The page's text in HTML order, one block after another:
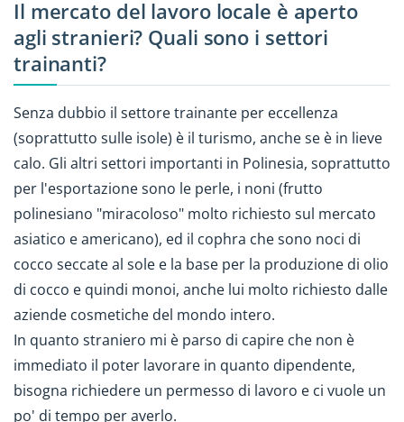
Il mercato del lavoro locale è aperto
agli stranieri? Quali sono i settori
trainanti?
Senza dubbio il settore trainante per eccellenza
(soprattutto sulle isole) è il turismo, anche se è in lieve
calo. Gli altri settori importanti in Polinesia, soprattutto
per l'esportazione sono le perle, i noni (frutto
polinesiano "miracoloso" molto richiesto sul mercato
asiatico e americano), ed il cophra che sono noci di
cocco seccate al sole e la base per la produzione di olio
di cocco e quindi monoi, anche lui molto richiesto dalle
aziende cosmetiche del mondo intero.
In quanto straniero mi è parso di capire che non è
immediato il poter lavorare in quanto dipendente,
bisogna richiedere un permesso di lavoro e ci vuole un
po' di tempo per averlo.